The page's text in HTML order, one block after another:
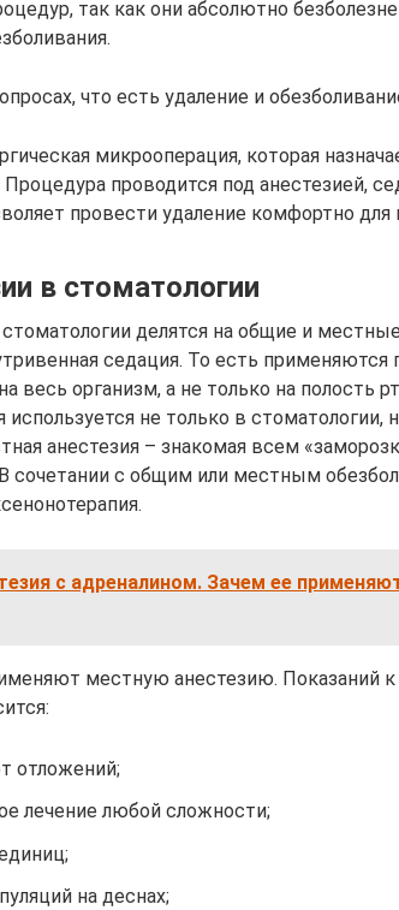
так как они абсолютно
что есть удаление и
микрооперация, которая
проводится под анестезией,
провести удаление комфортно для
в стоматологии
делятся на общие и
седация. То есть применяются
весь организм, а не только на полость
используется не только в стоматологии,
анестезия – знакомая всем
сочетании с общим или местным
с адреналином. Зачем ее
местную анестезию. Показаний
отложений;
лечение любой сложности;
на деснах;